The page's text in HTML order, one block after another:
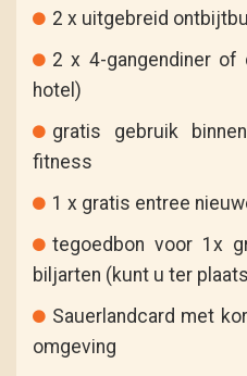
2 x uitgebreid
2 x 4-gangendiner
hotel)
gratis gebruik
fitness
1 x gratis entree
tegoedbon voor 1x
biljarten (kunt u ter
Sauerlandcard met
omgeving